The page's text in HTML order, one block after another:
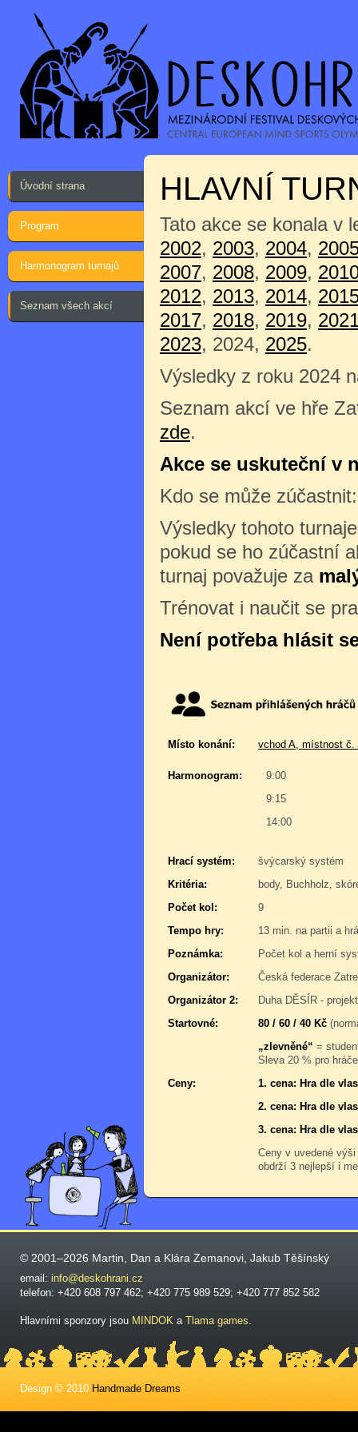
Úvodní strana
Program
Harmonogram turnajů
Seznam všech akcí
HLAVNÍ
Tato akce se konala v
2002, 2003, 2004,
2007, 2008, 2009,
2012, 2013, 2014,
2017, 2018, 2019,
2023, 2024, 2025.
Výsledky z roku 2024
Seznam akcí ve hře
zde.
Akce se uskuteční v
Kdo se může
Výsledky tohoto
pokud se ho zúčastní
turnaj považuje za
Trénovat i naučit se
Není potřeba hlásit
Místo konání: vchod A, místnost č.
Harmonogram:
9:00
9:15
14:00
Hrací systém:
švýcarský systém
Kritéria:
body, Buchholz,
Počet kol:
9
Tempo hry:
13 min. na partii a
Poznámka:
Počet kol a herní
Organizátor:
Česká federace Zatre
Organizátor 2:
Duha DĚSÍR -
Startovné:
80 / 60 / 40 Kč
„zlevněné“ =
Sleva 20 % pro
Ceny:
1. cena: Hra dle
2. cena: Hra dle
3. cena: Hra dle
Ceny v uvedené
obdrží 3 nejlepší i
© 2001–2026 Martin, Dan a Klára Zemanovi, Jakub Těšínský
email: info@deskohrani.cz
telefon: +420 608 797 462; +420 775 989 529; +420 777 852 582
Hlavními sponzory jsou MINDOK a Tlama games.
Design © 2010 Handmade Dreams